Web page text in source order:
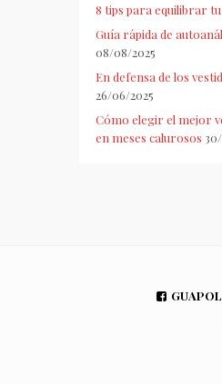
8 tips para equilibrar
Guía rápida de
08/08/2025
En defensa de los
26/06/2025
Cómo elegir el mejor
en meses calurosos